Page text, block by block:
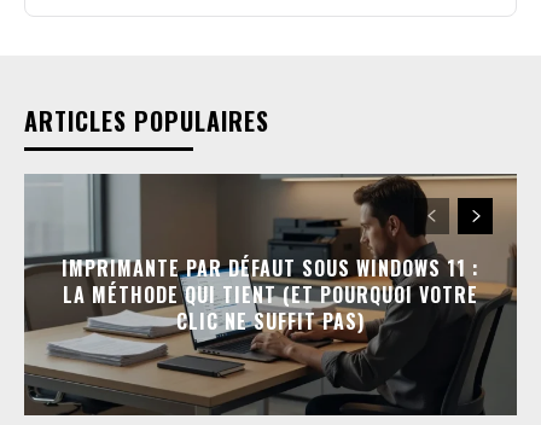
ARTICLES POPULAIRES
IMPRIMANTE PAR DÉFAUT SOUS WINDOWS 11 :
LA MÉTHODE QUI TIENT (ET POURQUOI VOTRE
CLIC NE SUFFIT PAS)